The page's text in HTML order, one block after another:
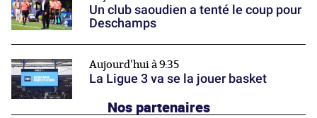
Un club saoudien a tenté le coup pour
Deschamps
Aujourd'hui à 9:35
La Ligue 3 va se la jouer basket
Nos partenaires